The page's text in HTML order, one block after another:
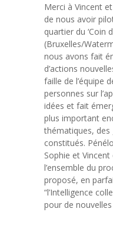
Merci à Vincent
de nous avoir
quartier du ‘Coin
(Bruxelles/
nous avons fait
d’actions
faille de l’équipe
personnes sur
idées et fait
plus important
thématiques, des
constitués.
Sophie et
l’ensemble du
proposé, en
“l’Intelligence
pour de